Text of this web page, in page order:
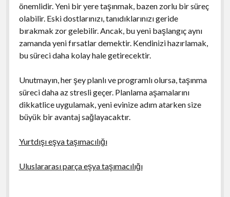
önemlidir. Yeni bir yere taşınmak, bazen zorlu bir süreç
olabilir. Eski dostlarınızı, tanıdıklarınızı geride
bırakmak zor gelebilir. Ancak, bu yeni başlangıç aynı
zamanda yeni fırsatlar demektir. Kendinizi hazırlamak,
bu süreci daha kolay hale getirecektir.
Unutmayın, her şey planlı ve programlı olursa, taşınma
süreci daha az stresli geçer. Planlama aşamalarını
dikkatlice uygulamak, yeni evinize adım atarken size
büyük bir avantaj sağlayacaktır.
Yurtdışı eşya taşımacılığı
Uluslararası parça eşya taşımacılığı